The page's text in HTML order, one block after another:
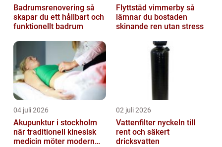
Badrumsrenovering så
skapar du ett hållbart och
funktionellt badrum
Flyttstäd vimmerby så
lämnar du bostaden
skinande ren utan stress
04 juli 2026
Akupunktur i stockholm
när traditionell kinesisk
medicin möter modern
02 juli 2026
Vattenfilter nyckeln till
rent och säkert
dricksvatten